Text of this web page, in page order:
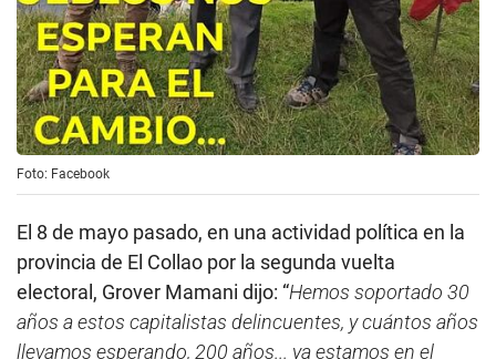
Foto: Facebook
El 8 de mayo pasado, en una actividad política en la
provincia de El Collao por la segunda vuelta
electoral, Grover Mamani dijo: “Hemos soportado 30
años a estos capitalistas delincuentes, y cuántos años
llevamos esperando, 200 años... ya estamos en el